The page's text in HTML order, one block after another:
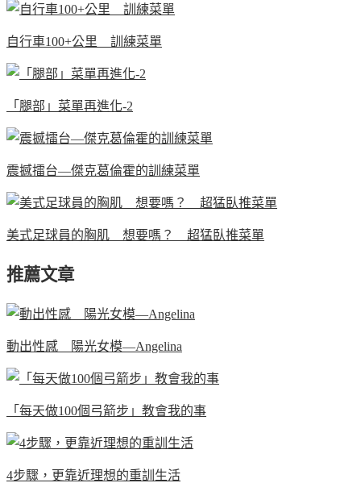
自行車100+公里 訓練菜單
「腿部」菜單再進化-2
震撼擂台—傑克葛倫霍的訓練菜單
美式足球員的胸肌 想要嗎？ 超猛臥推菜單
推薦文章
動出性感 陽光女模—Angelina
「每天做100個弓箭步」教會我的事
4步驟，更靠近理想的重訓生活